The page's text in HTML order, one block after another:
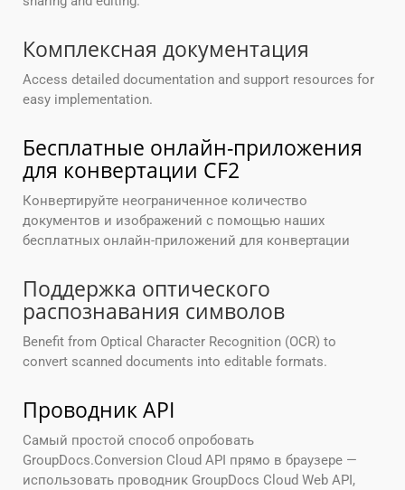
Комплексная документация
Access detailed documentation and support resources for
easy implementation.
Бесплатные онлайн-приложения
для конвертации CF2
Конвертируйте неограниченное количество
документов и изображений с помощью наших
бесплатных онлайн-приложений для конвертации
Поддержка оптического
распознавания символов
Benefit from Optical Character Recognition (OCR) to
convert scanned documents into editable formats.
Проводник API
Самый простой способ опробовать
GroupDocs.Conversion Cloud API прямо в браузере —
использовать проводник GroupDocs Cloud Web API,